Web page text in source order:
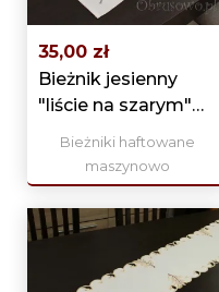
35,00 zł
Bieżnik jesienny
"liście na szarym"
40x85
Bieżniki haftowane
maszynowo